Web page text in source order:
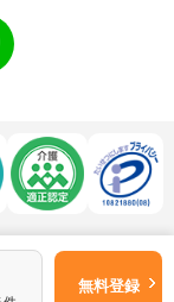
無料登録
ビ保育士